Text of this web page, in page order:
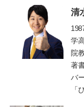
清
学
院
代
化
に
著
バ
「